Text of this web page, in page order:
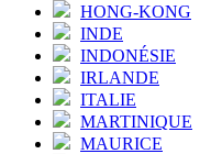
HONG-KONG
INDE
INDONÉSIE
IRLANDE
ITALIE
MARTINIQUE
MAURICE